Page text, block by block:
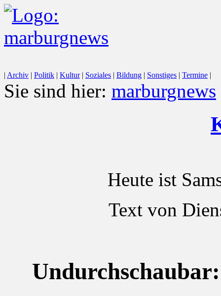
| Archiv | Politik | Kultur| Soziales | Bildung | Sonstiges | Termine |
Sie sind hier: marburgnews
Heute ist
Text von